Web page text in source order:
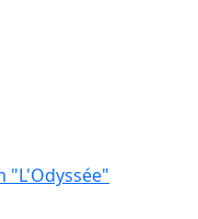
"L'Odyssée"